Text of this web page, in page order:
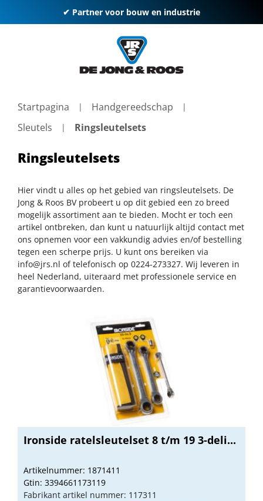
✔ Partner voor bouw en industrie
Startpagina
Handgereedschap
Sleutels
Ringsleutelsets
Ringsleutelsets
Hier vindt u alles op het gebied van ringsleutelsets. De
Jong & Roos BV probeert u op dit gebied een zo breed
mogelijk assortiment aan te bieden. Mocht er toch een
artikel ontbreken, dan kunt u natuurlijk altijd contact met
ons opnemen voor een vakkundig advies en/of bestelling
tegen een scherpe prijs. U kunt ons bereiken via
info@jrs.nl of telefonisch op 0224-273327. Wij leveren in
heel Nederland, uiteraard met professionele service en
garantievoorwaarden.
Ironside ratelsleutelset 8 t/m 19 3-deli...
Artikelnummer: 1871411
Gtin: 3394661173119
Fabrikant artikel nummer: 117311